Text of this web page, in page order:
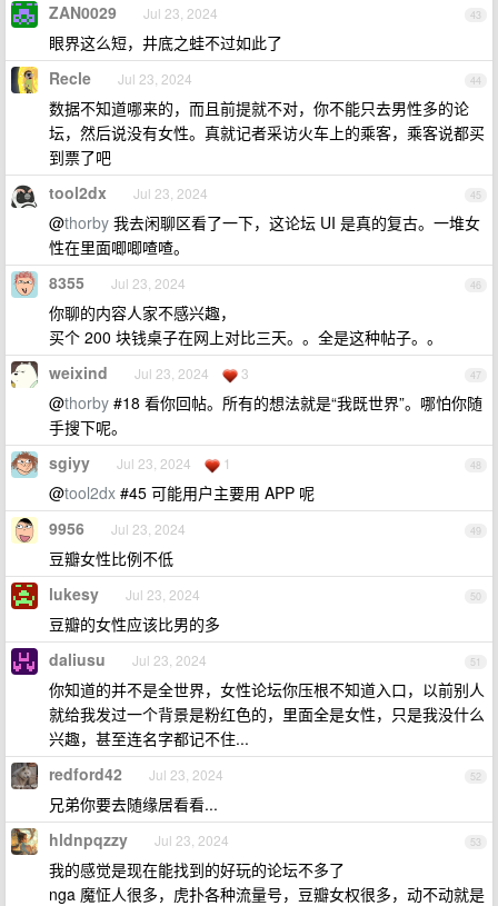
43
ZAN0029 Jul 23, 2024
眼界这么短，井底之蛙不过如此了
44
Recle Jul 23, 2024
数据不知道哪来的，而且前提就不对，你不能只去男性多的论
坛，然后说没有女性。真就记者采访火车上的乘客，乘客说都买
到票了吧
45
tool2dx Jul 23, 2024
@thorby 我去闲聊区看了一下，这论坛 UI 是真的复古。一堆女
性在里面唧唧喳喳。
46
8355 Jul 23, 2024
你聊的内容人家不感兴趣，
买个 200 块钱桌子在网上对比三天。。全是这种帖子。。
47
weixind Jul 23, 2024 3
@thorby #18 看你回帖。所有的想法就是“我既世界”。哪怕你随
手搜下呢。
48
sgiyy Jul 23, 2024 1
@tool2dx #45 可能用户主要用 APP 呢
49
9956 Jul 23, 2024
豆瓣女性比例不低
50
lukesy Jul 23, 2024
豆瓣的女性应该比男的多
51
daliusu Jul 23, 2024
你知道的并不是全世界，女性论坛你压根不知道入口，以前别人
就给我发过一个背景是粉红色的，里面全是女性，只是我没什么
兴趣，甚至连名字都记不住...
52
redford42 Jul 23, 2024
兄弟你要去随缘居看看...
53
hldnpqzzy Jul 23, 2024
我的感觉是现在能找到的好玩的论坛不多了
nga 魔怔人很多，虎扑各种流量号，豆瓣女权很多，动不动就是